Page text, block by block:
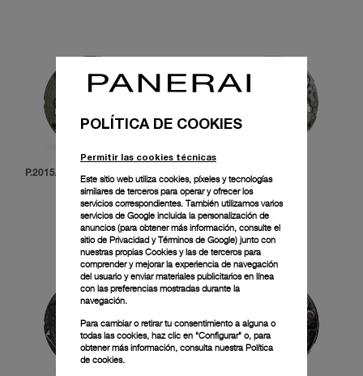
P.2015/T P.2005/T
POLÍTICA DE COOKIES
Permitir las cookies técnicas
Este sitio web utiliza cookies, píxeles y tecnologías
similares de terceros para operar y ofrecer los
servicios correspondientes. También utilizamos varios
servicios de Google incluida la personalización de
anuncios (para obtener más información, consulte el
sitio de Privacidad y Términos de Google) junto con
nuestras propias Cookies y las de terceros para
comprender y mejorar la experiencia de navegación
del usuario y enviar materiales publicitarios en línea
con las preferencias mostradas durante la
navegación.
Para cambiar o retirar tu consentimiento a alguna o
todas las cookies, haz clic en "Configurar" o, para
obtener más información, consulta nuestra Política
de cookies.